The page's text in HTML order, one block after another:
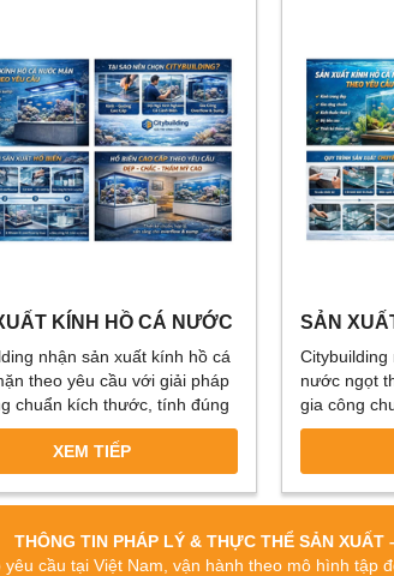
KÍNH HỒ CÁ NƯỚC
YÊU CẦU – XƯỞNG
HỒ BIỂN CHUẨN
CITYBUILDING
nhận sản xuất kính hồ cá
theo yêu cầu với giải pháp
chuẩn kích thước, tính đúng
hỗ trợ thiết kế overflow, chừa
tối ưu thẩm mỹ và độ bền
hồ reef và hồ trưng bày
XEM TIẾP
SẢN
NGỌT
XƯỞNG
KẾT CẤU
Citybuilding
nước ngọt
gia công
độ dày
an toàn,
tảng từ
giúp hồ
THÔNG TIN PHÁP LÝ & THỰC THỂ SẢN XUẤT
cầu tại Việt Nam, vận hành theo mô hình